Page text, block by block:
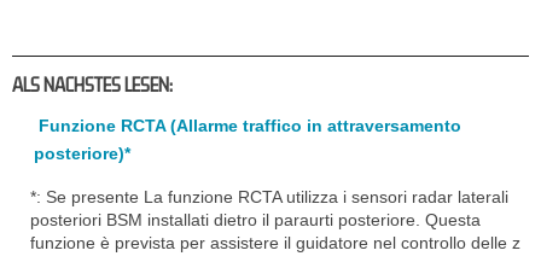
ALS NACHSTES LESEN:
Funzione RCTA (Allarme traffico in attraversamento
posteriore)*
*: Se presente La funzione RCTA utilizza i sensori radar laterali
posteriori BSM installati dietro il paraurti posteriore. Questa
funzione è prevista per assistere il guidatore nel controllo delle z